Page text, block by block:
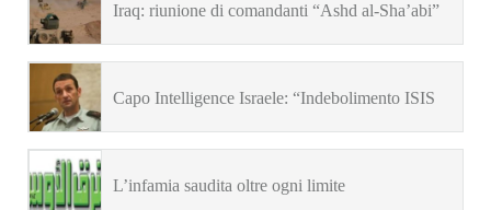
Iraq: riunione di comandanti “Ashd al-Sha’abi”
Capo Intelligence Israele: “Indebolimento ISIS
L’infamia saudita oltre ogni limite